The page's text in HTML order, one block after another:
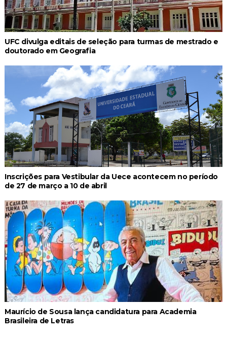
UFC divulga editais de seleção para turmas de mestrado e
doutorado em Geografia
Inscrições para Vestibular da Uece acontecem no período
de 27 de março a 10 de abril
Maurício de Sousa lança candidatura para Academia
Brasileira de Letras